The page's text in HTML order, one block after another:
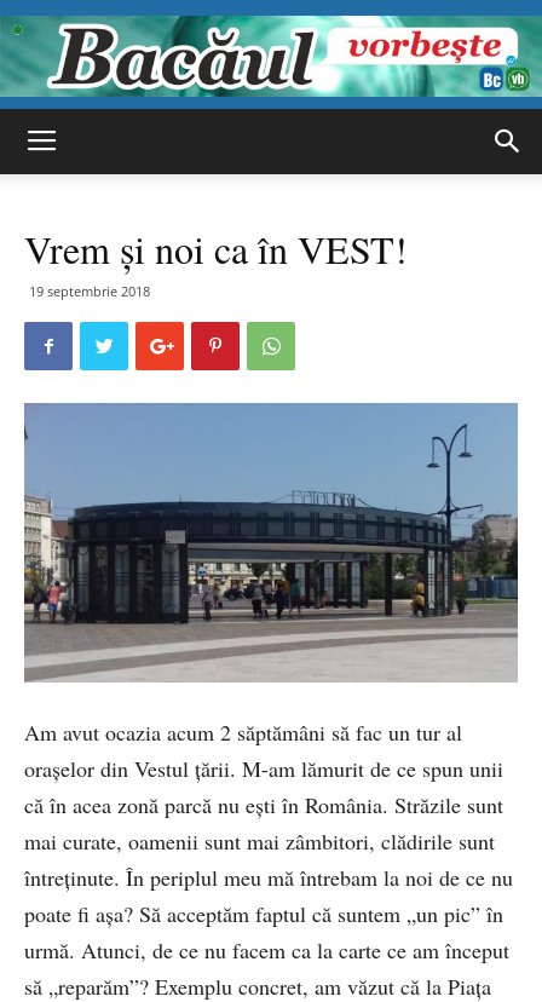
vorbește
Vrem și noi ca în VEST!
19 septembrie 2018
Am avut ocazia acum 2 săptămâni să fac un tur al
orașelor din Vestul țării. M-am lămurit de ce spun unii
că în acea zonă parcă nu ești în România. Străzile sunt
mai curate, oamenii sunt mai zâmbitori, clădirile sunt
întreținute. În periplul meu mă întrebam la noi de ce nu
poate fi așa? Să acceptăm faptul că suntem „un pic” în
urmă. Atunci, de ce nu facem ca la carte ce am început
să „reparăm”? Exemplu concret, am văzut că la Piața